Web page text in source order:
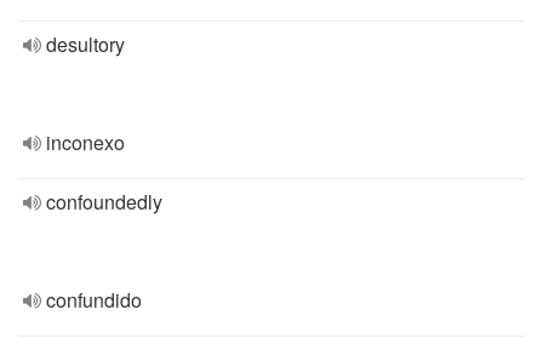
desultory
inconexo
confoundedly
confundido